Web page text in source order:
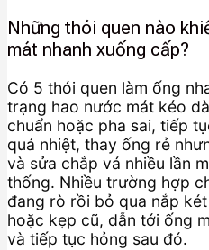
Những thói quen nào
mát nhanh xuống cấp?
Có 5 thói quen làm ống
trạng hao nước mát kéo
chuẩn hoặc pha sai, tiếp
quá nhiệt, thay ống rẻ
và sửa chắp vá nhiều lần
thống. Nhiều trường hợp
đang rò rồi bỏ qua nắp
hoặc kẹp cũ, dẫn tới ống
và tiếp tục hỏng sau đó.